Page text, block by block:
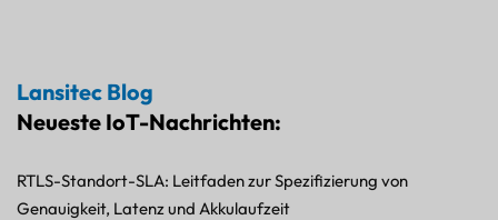
Lansitec Blog
Neueste IoT-Nachrichten:
RTLS-Standort-SLA: Leitfaden zur Spezifizierung von
Genauigkeit, Latenz und Akkulaufzeit